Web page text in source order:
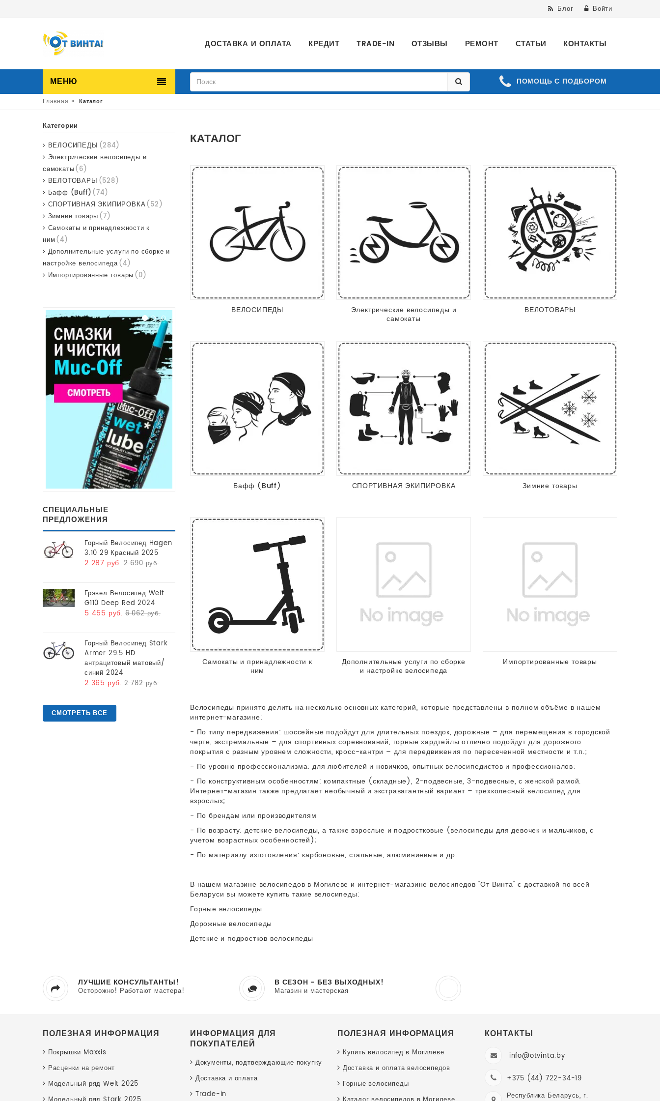
Блог Войти
ДОСТАВКА И ОПЛАТА КРЕДИТ TRADE-IN ОТЗЫВЫ РЕМОНТ СТАТЬИ КОНТАКТЫ
МЕНЮ ПОМОЩЬ С ПОДБОРОМ
Главная » Каталог
КАТАЛОГ
ВЕЛОСИПЕДЫ Электрические велосипеды и
самокаты
ВЕЛОТОВАРЫ
Бафф (Buff) СПОРТИВНАЯ ЭКИПИРОВКА Зимние товары
Самокаты и принадлежности к
ним
Дополнительные услуги по сборке
и настройке велосипеда
Импортированные товары
Велосипеды принято делить на несколько основных категорий, которые представлены в полном объёме в нашем
интернет-магазине:
- По типу передвижения: шоссейные подойдут для длительных поездок, дорожные – для перемещения в городской
черте, экстремальные – для спортивных соревнований, горные хардтейлы отлично подойдут для дорожного
покрытия с разным уровнем сложности, кросс-кантри – для передвижения по пересеченной местности и т.п.;
- По уровню профессионализма: для любителей и новичков, опытных велосипедистов и профессионалов;
- По конструктивным особенностям: компактные (складные), 2-подвесные, 3-подвесные, с женской рамой.
Интернет-магазин также предлагает необычный и экстравагантный вариант – трехколесный велосипед для
взрослых;
- По брендам или производителям
- По возрасту: детские велосипеды, а также взрослые и подростковые (велосипеды для девочек и мальчиков, с
учетом возрастных особенностей);
- По материалу изготовления: карбоновые, стальные, алюминиевые и др.
В нашем магазине велосипедов в Могилеве и интернет-магазине велосипедов "От Винта" с доставкой по всей
Беларуси вы можете купить такие велосипеды:
Горные велосипеды
Дорожные велосипеды
Детские и подростков велосипеды
Категории
ВЕЛОСИПЕДЫ (284)
Электрические велосипеды и
самокаты(6)
ВЕЛОТОВАРЫ (528)
Бафф (Buff)(74)
СПОРТИВНАЯ ЭКИПИРОВКА(52)
Зимние товары(7)
Самокаты и принадлежности к
ним(4)
Дополнительные услуги по сборке и
настройке велосипеда(4)
Импортированные товары(0)
СПЕЦИАЛЬНЫЕ
ПРЕДЛОЖЕНИЯ
Горный Велосипед Hagen
3.10 29 Красный 2025
2 287 руб.2 690 руб.
Грэвел Велосипед Welt
G110 Deep Red 2024
5 455 руб.6 062 руб.
Горный Велосипед Stark
Armer 29.5 HD
антрацитовый матовый/
синий 2024
2 365 руб.2 782 руб.
СМОТРЕТЬ ВСЕ
ЛУЧШИЕ КОНСУЛЬТАНТЫ!
Осторожно! Работают мастера!
В СЕЗОН - БЕЗ ВЫХОДНЫХ!
Магазин и мастерская
ПОЛЕЗНАЯ ИНФОРМАЦИЯ
Покрышки Maxxis
Расценки на ремонт
Модельный ряд Welt 2025
ИНФОРМАЦИЯ ДЛЯ
ПОКУПАТЕЛЕЙ
Документы, подтверждающие покупку
Доставка и оплата
Trade-in
ПОЛЕЗНАЯ ИНФОРМАЦИЯ
Купить велосипед в Могилеве
Доставка и оплата велосипедов
Горные велосипеды
КОНТАКТЫ
info@otvinta.by
+375 (44) 722-34-19
Республика Беларусь, г.